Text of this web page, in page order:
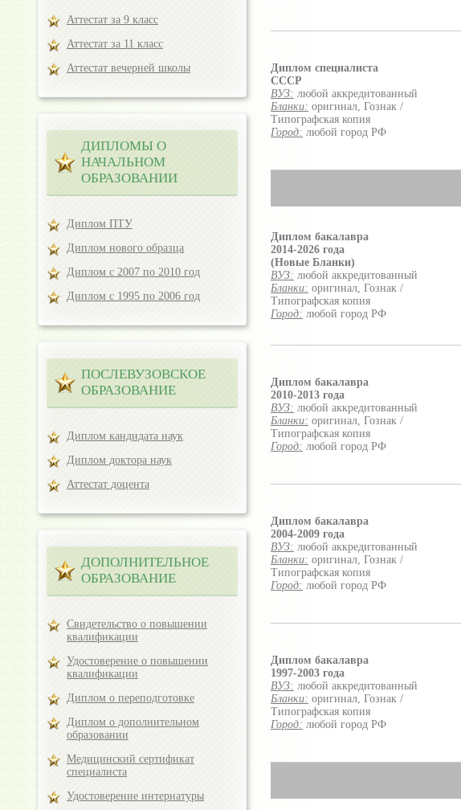
Диплом специалиста
СССР
ВУЗ: любой аккредитованный
Бланки: оригинал, Гознак /
Типографская копия
Город: любой город РФ
Диплом бакалавра
2014-2026 года
(Новые Бланки)
ВУЗ: любой аккредитованный
Бланки: оригинал, Гознак /
Типографская копия
Город: любой город РФ
Диплом бакалавра
2010-2013 года
ВУЗ: любой аккредитованный
Бланки: оригинал, Гознак /
Типографская копия
Город: любой город РФ
Диплом бакалавра
2004-2009 года
ВУЗ: любой аккредитованный
Бланки: оригинал, Гознак /
Типографская копия
Город: любой город РФ
Диплом бакалавра
1997-2003 года
ВУЗ: любой аккредитованный
Бланки: оригинал, Гознак /
Типографская копия
Город: любой город РФ
Аттестат за 9 класс
Аттестат за 11 класс
Аттестат вечерней школы
ДИПЛОМЫ О
НАЧАЛЬНОМ
ОБРАЗОВАНИИ
Диплом ПТУ
Диплом нового образца
Диплом с 2007 по 2010 год
Диплом с 1995 по 2006 год
ПОСЛЕВУЗОВСКОЕ
ОБРАЗОВАНИЕ
Диплом кандидата наук
Диплом доктора наук
Аттестат доцента
ДОПОЛНИТЕЛЬНОЕ
ОБРАЗОВАНИЕ
Свидетельство о повышении
квалификации
Удостоверение о повышении
квалификации
Диплом о переподготовке
Диплом о дополнительном
образовании
Медицинский сертификат
специалиста
Удостоверение интернатуры